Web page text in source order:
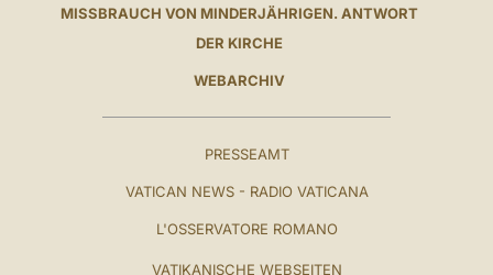
MISSBRAUCH VON MINDERJÄHRIGEN. ANTWORT
DER KIRCHE
WEBARCHIV
PRESSEAMT
VATICAN NEWS - RADIO VATICANA
L'OSSERVATORE ROMANO
VATIKANISCHE WEBSEITEN